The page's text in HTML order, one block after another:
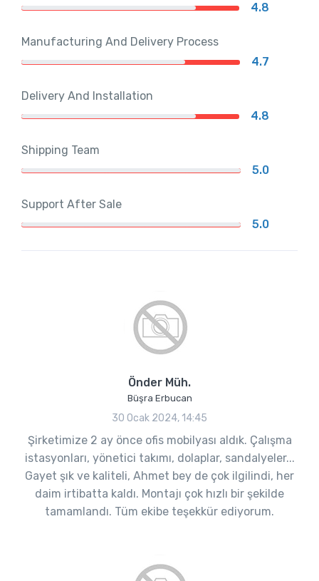
4.8
Manufacturing And Delivery Process
4.7
Delivery And Installation
4.8
Shipping Team
5.0
Support After Sale
5.0
Önder Müh.
Büşra Erbucan
30 Ocak 2024, 14:45
Şirketimize 2 ay önce ofis mobilyası aldık. Çalışma
istasyonları, yönetici takımı, dolaplar, sandalyeler...
Gayet şık ve kaliteli, Ahmet bey de çok ilgilindi, her
daim irtibatta kaldı. Montajı çok hızlı bir şekilde
tamamlandı. Tüm ekibe teşekkür ediyorum.